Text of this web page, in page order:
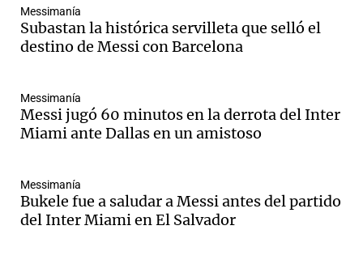
Messimanía
Subastan la histórica servilleta que selló el
destino de Messi con Barcelona
Messimanía
Messi jugó 60 minutos en la derrota del Inter
Miami ante Dallas en un amistoso
Messimanía
Bukele fue a saludar a Messi antes del partido
del Inter Miami en El Salvador